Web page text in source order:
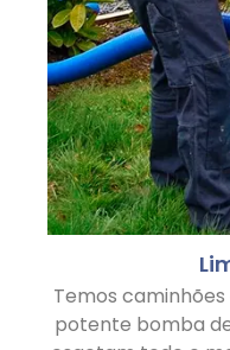
Temos
potente bomba